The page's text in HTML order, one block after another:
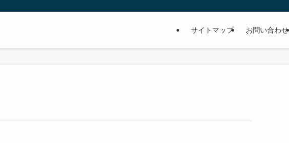
サイトマップ お問い合わせ